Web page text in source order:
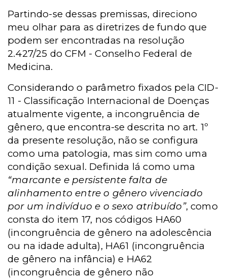
Partindo-se dessas premissas, direciono
meu olhar para as diretrizes de fundo que
podem ser encontradas na resolução
2.427/25 do CFM - Conselho Federal de
Medicina.
Considerando o parâmetro fixados pela CID-
11 - Classificação Internacional de Doenças
atualmente vigente, a incongruência de
gênero, que encontra-se descrita no art. 1º
da presente resolução, não se configura
como uma patologia, mas sim como uma
condição sexual. Definida lá como uma
“marcante e persistente falta de
alinhamento entre o gênero vivenciado
por um indivíduo e o sexo atribuído”, como
consta do item 17, nos códigos HA60
(incongruência de gênero na adolescência
ou na idade adulta), HA61 (incongruência
de gênero na infância) e HA62
(incongruência de gênero não